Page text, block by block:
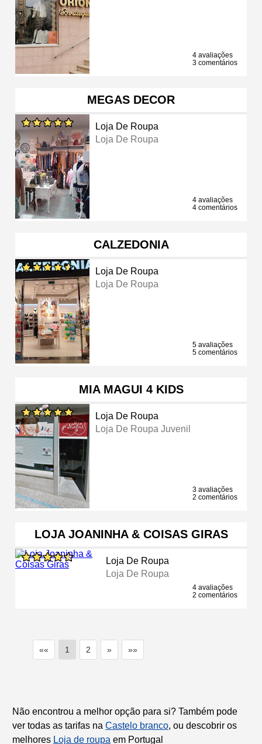
4 avaliações
3 comentários
MEGAS DECOR
Loja De Roupa
Loja De Roupa
4 avaliações
4 comentários
CALZEDONIA
Loja De Roupa
Loja De Roupa
5 avaliações
5 comentários
MIA MAGUI 4 KIDS
Loja De Roupa
Loja De Roupa Juvenil
3 avaliações
2 comentários
LOJA JOANINHA & COISAS GIRAS
Loja De Roupa
Loja De Roupa
4 avaliações
2 comentários
«« 1 2 » »»
Não encontrou a melhor opção para si? Também pode
ver todas as tarifas na Castelo branco, ou descobrir os
melhores Loja de roupa em Portugal